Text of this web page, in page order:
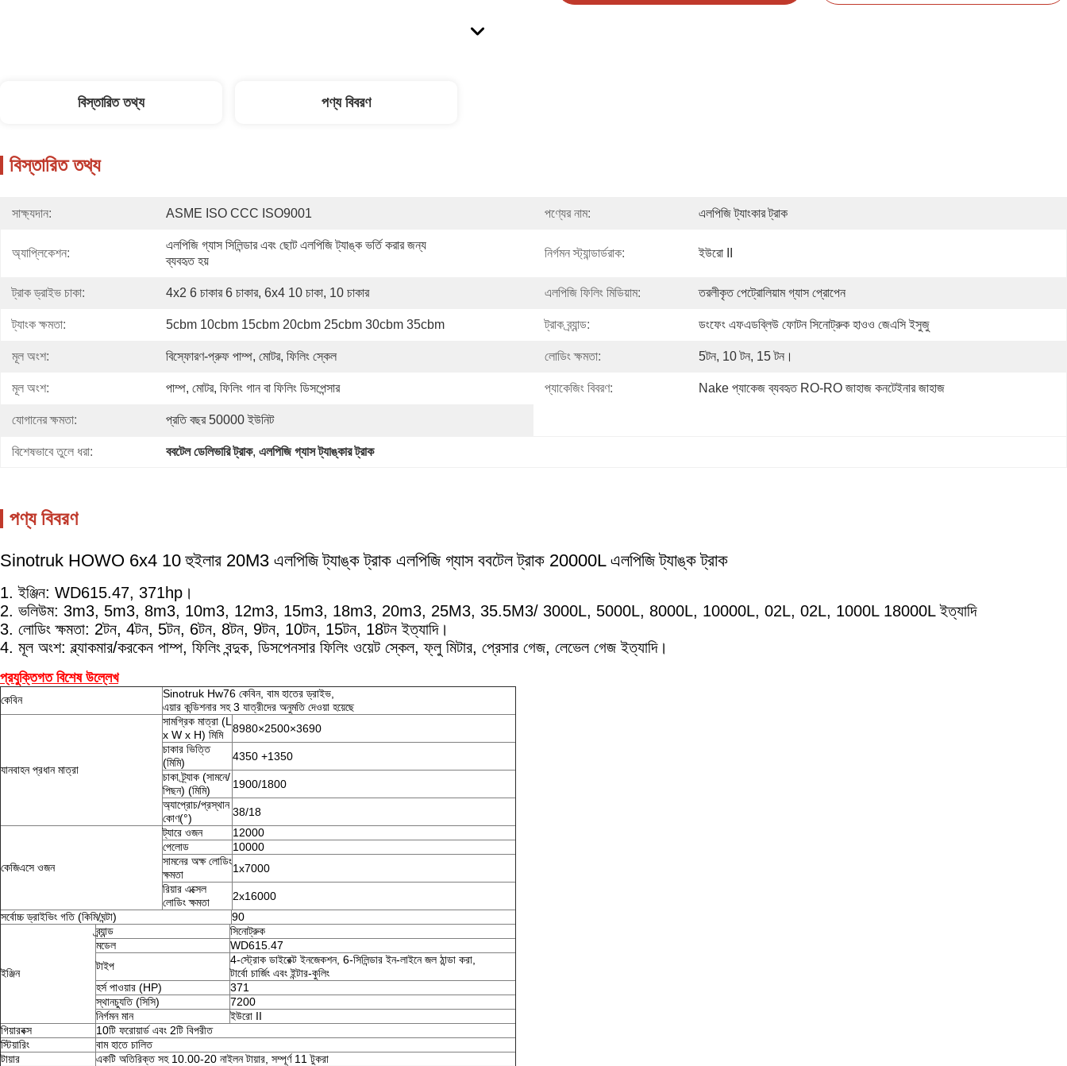
বিস্তারিত তথ্য পণ্য বিবরণ
বিস্তারিত তথ্য
সাক্ষ্যদান: ASME ISO CCC ISO9001 পণ্যের নাম: এলপিজি ট্যাংকার ট্রাক
অ্যাপ্লিকেশন:
এলপিজি গ্যাস সিলিন্ডার এবং ছোট এলপিজি ট্যাঙ্ক ভর্তি করার জন্য
ব্যবহৃত হয়
নির্গমন স্ট্যান্ডার্ডরাক: ইউরো II
ট্রাক ড্রাইভ চাকা: 4x2 6 চাকার 6 চাকার, 6x4 10 চাকা, 10 চাকার এলপিজি ফিলিং মিডিয়াম: তরলীকৃত পেট্রোলিয়াম গ্যাস প্রোপেন
ট্যাংক ক্ষমতা: 5cbm 10cbm 15cbm 20cbm 25cbm 30cbm 35cbm ট্রাক ব্র্যান্ড: ডংফেং এফএডব্লিউ ফোটন সিনোট্রুক হাওও জেএসি ইসুজু
মূল অংশ: বিস্ফোরণ-প্রুফ পাম্প, মোটর, ফিলিং স্কেল লোডিং ক্ষমতা: 5টন, 10 টন, 15 টন।
মূল অংশ: পাম্প, মোটর, ফিলিং গান বা ফিলিং ডিসপেন্সার প্যাকেজিং বিবরণ: Nake প্যাকেজ ব্যবহৃত RO-RO জাহাজ কনটেইনার জাহাজ
যোগানের ক্ষমতা: প্রতি বছর 50000 ইউনিট
বিশেষভাবে তুলে ধরা: ববটেল ডেলিভারি ট্রাক, এলপিজি গ্যাস ট্যাঙ্কার ট্রাক
পণ্য বিবরণ
Sinotruk HOWO 6x4 10 হুইলার 20M3 এলপিজি ট্যাঙ্ক ট্রাক এলপিজি গ্যাস ববটেল ট্রাক 20000L এলপিজি ট্যাঙ্ক ট্রাক
1. ইঞ্জিন: WD615.47, 371hp।
2. ভলিউম: 3m3, 5m3, 8m3, 10m3, 12m3, 15m3, 18m3, 20m3, 25M3, 35.5M3/ 3000L, 5000L, 8000L, 10000L, 02L, 02L, 1000L 18000L ইত্যাদি
3. লোডিং ক্ষমতা: 2টন, 4টন, 5টন, 6টন, 8টন, 9টন, 10টন, 15টন, 18টন ইত্যাদি।
4. মূল অংশ: ব্ল্যাকমার/করকেন পাম্প, ফিলিং বন্দুক, ডিসপেনসার ফিলিং ওয়েট স্কেল, ফ্লু মিটার, প্রেসার গেজ, লেভেল গেজ ইত্যাদি।
প্রযুক্তিগত বিশেষ উল্লেখ
কেবিন
Sinotruk Hw76 কেবিন, বাম হাতের ড্রাইভ,
এয়ার কন্ডিশনার সহ 3 যাত্রীদের অনুমতি দেওয়া হয়েছে
যানবাহন প্রধান মাত্রা
সামগ্রিক মাত্রা (L
x W x H) মিমি
8980×2500×3690
চাকার ভিত্তি
(মিমি)
4350 +1350
চাকা ট্র্যাক (সামনে/
পিছন) (মিমি)
1900/1800
অ্যাপ্রোচ/প্রস্থান
কোণ(°)
38/18
কেজিএসে ওজন
ট্যারে ওজন
12000
পেলোড
10000
সামনের অক্ষ লোডিং
ক্ষমতা
1x7000
রিয়ার এক্সেল
লোডিং ক্ষমতা
2x16000
সর্বোচ্চ ড্রাইভিং গতি (কিমি/ঘন্টা)
90
ইঞ্জিন
ব্র্যান্ড
সিনোট্রুক
মডেল
WD615.47
টাইপ
4-স্ট্রোক ডাইরেক্ট ইনজেকশন, 6-সিলিন্ডার ইন-লাইনে জল ঠান্ডা করা,
টার্বো চার্জিং এবং ইন্টার-কুলিং
হর্স পাওয়ার (HP)
371
স্থানচ্যুতি (সিসি)
7200
নির্গমন মান
ইউরো II
গিয়ারবক্স
10টি ফরোয়ার্ড এবং 2টি বিপরীত
স্টিয়ারিং
বাম হাতে চালিত
টায়ার
একটি অতিরিক্ত সহ 10.00-20 নাইলন টায়ার, সম্পূর্ণ 11 টুকরা